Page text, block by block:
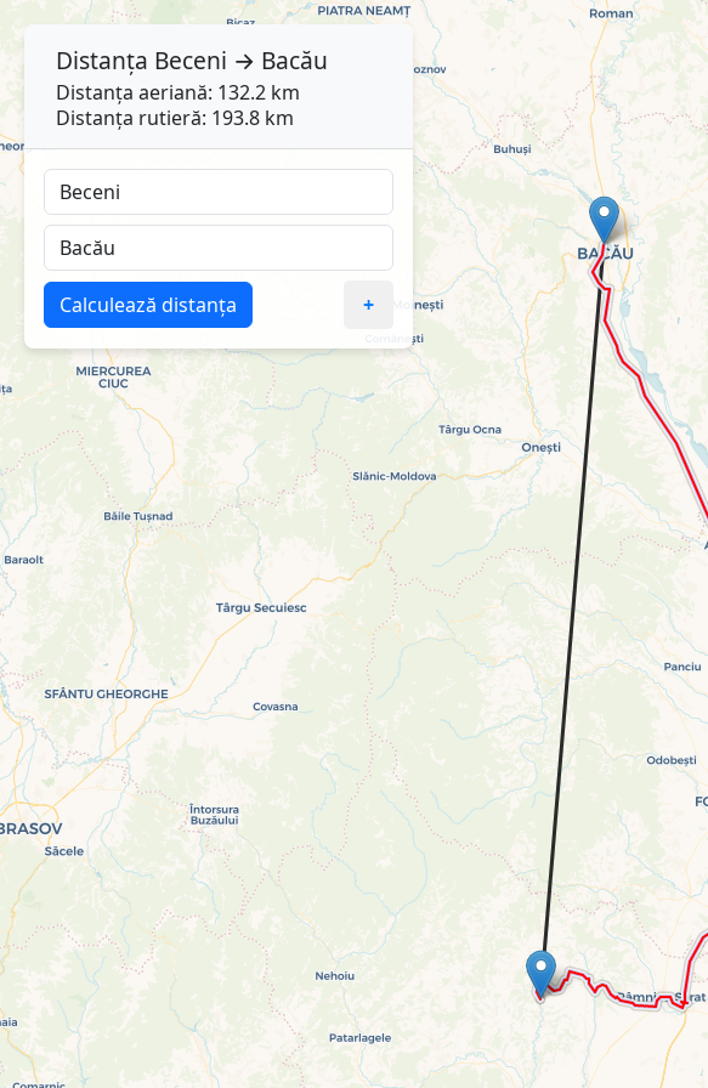
Distanța Beceni → Bacău
Distanța aeriană: 132.2 km
Distanța rutieră: 193.8 km
Calculează distanța +